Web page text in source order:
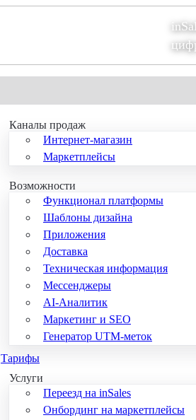
Каналы продаж
Интернет-магазин
Маркетплейсы
Возможности
Функционал платформы
Шаблоны дизайна
Приложения
Доставка
Техническая информация
Мессенджеры
AI-Аналитик
Маркетинг и SEO
Генератор UTM-меток
Тарифы
Услуги
Переезд на inSales
Онбординг на маркетплейсы